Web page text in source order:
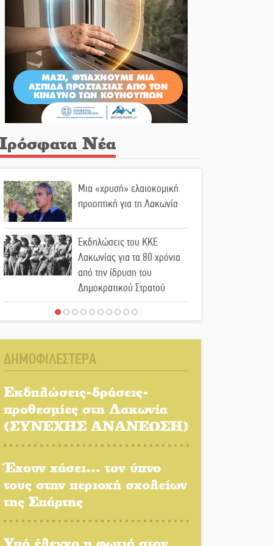
Νέα
Μια «χρυσή» ελαιοκομική
προοπτική για τη Λακωνία
Εκδηλώσεις του ΚΚΕ
Λακωνίας για τα 80 χρόνια
από την ίδρυση του
Δημοκρατικού Στρατού
«Στέγνωσε» από νερό πάνω
Άγρυπνος φρουρός 2
δεκαετιών το Πυροφυλάκιο
στις Αιγιές
ΔΥΠΑ: Επιπλέον 8.000
επιδοτούμενες θέσεις στο
ανέργων 55 ετών και άνω
Μισθός: Το στοίχημα των
1.500 ευρώ
ΔΗΜΟΦΙΛΕΣΤΕΡΑ
Εκδηλώσεις-δράσεις-
προθεσμίες στη Λακωνία
(ΣΥΝΕΧΗΣ ΑΝΑΝΕΩΣΗ)
Έχουν χάσει... τον ύπνο
τους στην περιοχή σχολείων
της Σπάρτης
Υπό έλεγχο η φωτιά στον